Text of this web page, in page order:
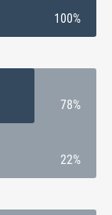
100%
78%
22%